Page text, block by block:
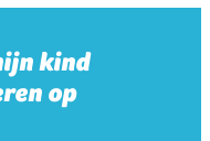
kind
op